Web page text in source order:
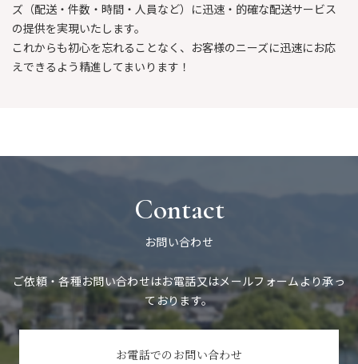
ズ（配送・件数・時間・人員など）に迅速・的確な配送サービス
の提供を実現いたします。
これからも初心を忘れることなく、お客様のニーズに迅速にお応
えできるよう精進してまいります！
Contact
お問い合わせ
ご依頼‧各種お問い合わせはお電話又はメールフォームより承っ
ております。
お電話でのお問い合わせ